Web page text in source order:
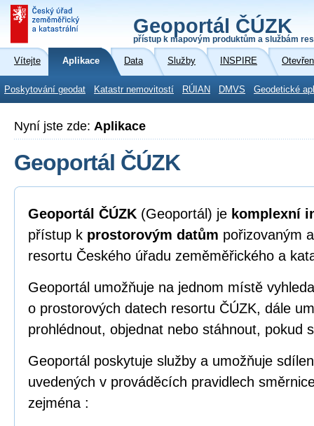
Geoportál ČÚZK
přístup k mapovým produktům a službám
Vítejte Aplikace Data Služby INSPIRE
Poskytování geodat Katastr nemovitostí RÚIAN DMVS Geodetické
Nyní jste zde: Aplikace
Geoportál ČÚZK
Geoportál ČÚZK (Geoportál) je komplexní
přístup k prostorovým datům pořizovaným
resortu Českého úřadu zeměměřického a
Geoportál umožňuje na jednom místě
o prostorových datech resortu ČÚZK, dále
prohlédnout, objednat nebo stáhnout, pokud
Geoportál poskytuje služby a umožňuje
uvedených v prováděcích pravidlech
zejména :